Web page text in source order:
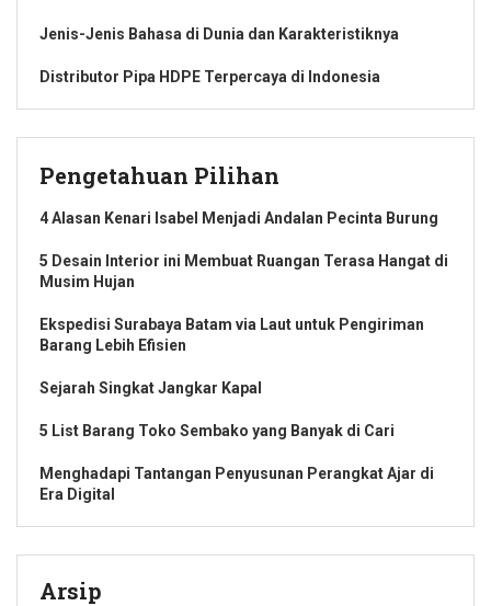
Jenis-Jenis Bahasa di Dunia dan Karakteristiknya
Distributor Pipa HDPE Terpercaya di Indonesia
Pengetahuan Pilihan
4 Alasan Kenari Isabel Menjadi Andalan Pecinta Burung
5 Desain Interior ini Membuat Ruangan Terasa Hangat di
Musim Hujan
Ekspedisi Surabaya Batam via Laut untuk Pengiriman
Barang Lebih Efisien
Sejarah Singkat Jangkar Kapal
5 List Barang Toko Sembako yang Banyak di Cari
Menghadapi Tantangan Penyusunan Perangkat Ajar di
Era Digital
Arsip